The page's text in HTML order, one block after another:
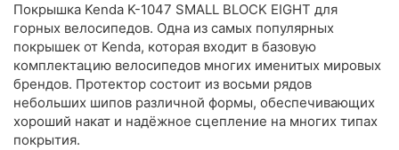
Покрышка Kenda K-1047 SMALL BLOCK EIGHT для
горных велосипедов. Одна из самых популярных
покрышек от Kenda, которая входит в базовую
комплектацию велосипедов многих именитых мировых
брендов. Протектор состоит из восьми рядов
небольших шипов различной формы, обеспечивающих
хороший накат и надёжное сцепление на многих типах
покрытия.